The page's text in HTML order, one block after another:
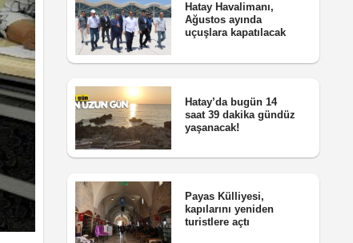
Hatay Havalimanı,
Ağustos ayında
uçuşlara kapatılacak
Hatay’da bugün 14
saat 39 dakika gündüz
yaşanacak!
Payas Külliyesi,
kapılarını yeniden
turistlere açtı